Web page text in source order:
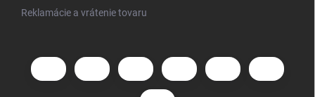
Reklamácie a vrátenie tovaru